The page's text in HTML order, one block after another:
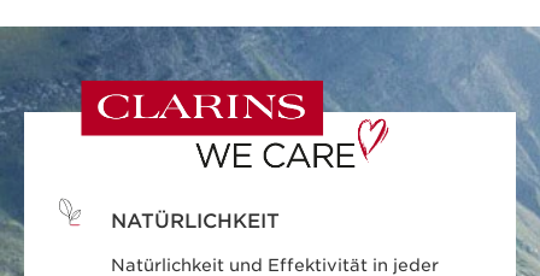
NATÜRLICHKEIT
Natürlichkeit und Effektivität in jeder